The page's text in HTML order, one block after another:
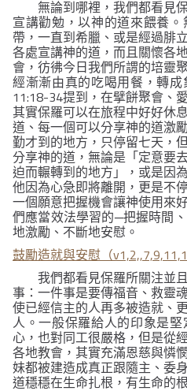
無論到哪裡，我們都看見
宣講勸勉，以神的道來餵養
帶，一直到希臘、或是經過腓
各處宣講神的道，而且關懷各
會，彷彿今日我們所謂的培靈
經漸漸由真的吃喝用餐，轉
11:18-34提到，在擘餅聚會、
其實保羅可以在旅程中好好休
道、每一個可以分享神的道激
勤才到的地方，只停留七天，
分享神的道，無論是「定意要
迫而輾轉到的地方」，或是因
他因為心急即將離開，更是不
一個願意把握機會讓神使用來
們應當效法學習的─把握時間
地激勵、不斷地安慰。
鼓勵造就與安慰（
我們都看見保羅所關注並
事：一件事是要傳福音、救靈
使已經信主的人再多被造就、
人。一般保羅給人的印象是
心，也對同工很嚴格，但是從
各地教會，其實充滿恩慈與憐
妹都被建造成真正跟隨主、委
道穩穩在生命扎根，有生命的